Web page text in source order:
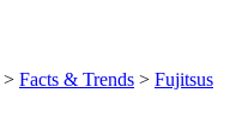
> Facts & Trends > Fujitsus